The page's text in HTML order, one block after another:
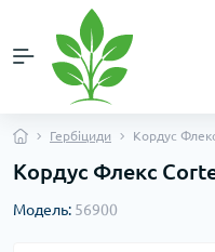
Гербіциди Кордус
Кордус Флекс
Модель: 56900